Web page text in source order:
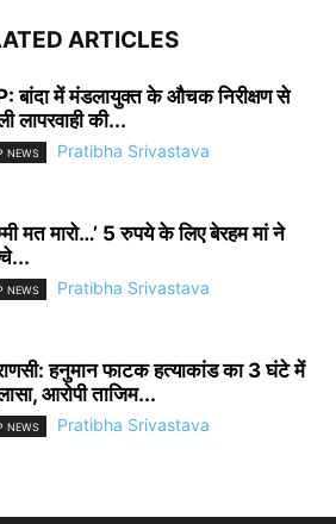
ARTICLES
बांदा में मंडलायुक्त के औचक निरीक्षण से
लापरवाही की...
NEWS Pratibha Srivastava
मत मारो…’ 5 रुपये के लिए बेरहम मां ने
NEWS Pratibha Srivastava
हनुमान फाटक हत्याकांड का 3 घंटे में
आरोपी ताजिम...
NEWS Pratibha Srivastava